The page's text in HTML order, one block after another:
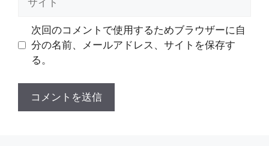
次回のコメントで使用するためブラウザーに自
分の名前、メールアドレス、サイトを保存す
る。